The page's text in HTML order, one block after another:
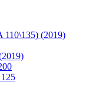
110\135) (2019)